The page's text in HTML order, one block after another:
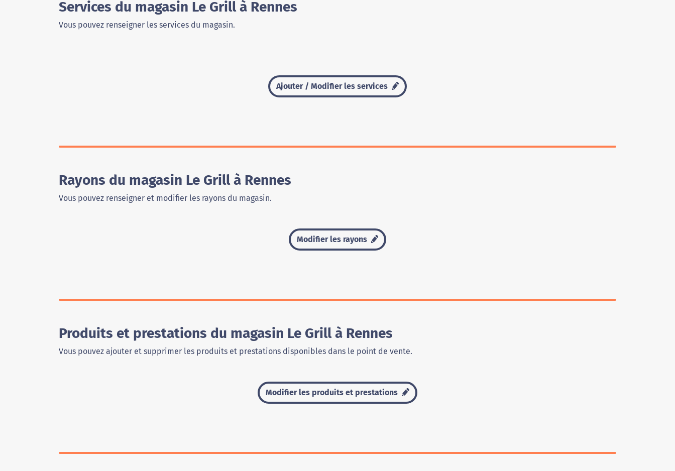
Services du magasin Le Grill à Rennes
Vous pouvez renseigner les services du magasin.
Ajouter / Modifier les services
Rayons du magasin Le Grill à Rennes
Vous pouvez renseigner et modifier les rayons du magasin.
Modifier les rayons
Produits et prestations du magasin Le Grill à Rennes
Vous pouvez ajouter et supprimer les produits et prestations disponibles dans le point de vente.
Modifier les produits et prestations